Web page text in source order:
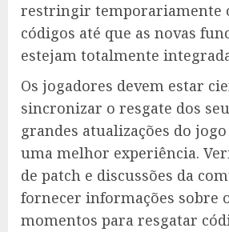
restringir temporariamente
códigos até que as novas
estejam totalmente
Os jogadores devem estar
sincronizar o resgate dos
grandes atualizações do
uma melhor experiência.
de patch e discussões da
fornecer informações sobre
momentos para resgatar